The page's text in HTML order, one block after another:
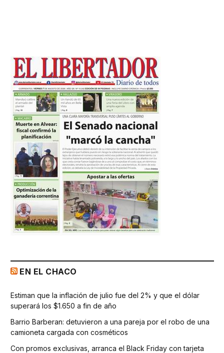
EN EL CHACO
Estiman que la inflación de julio fue del 2% y que el dólar
superará los $1.650 a fin de año
Barrio Barberan: detuvieron a una pareja por el robo de una
camioneta cargada con cosméticos
Con promos exclusivas, arranca el Black Friday con tarjeta